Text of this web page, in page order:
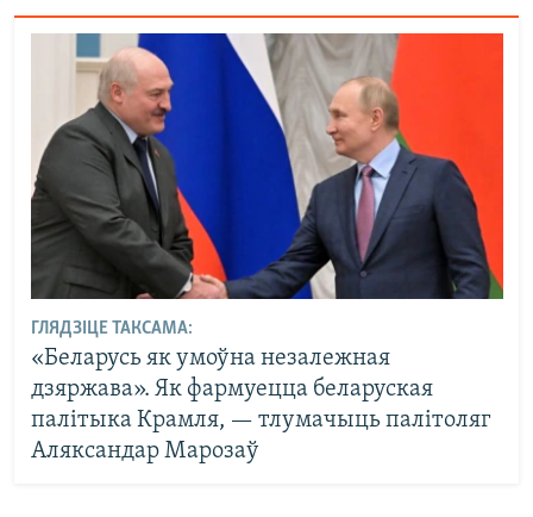
ГЛЯДЗІЦЕ ТАКСАМА:
«Беларусь як умоўна незалежная
дзяржава». Як фармуецца беларуская
палітыка Крамля, — тлумачыць палітоляг
Аляксандар Марозаў